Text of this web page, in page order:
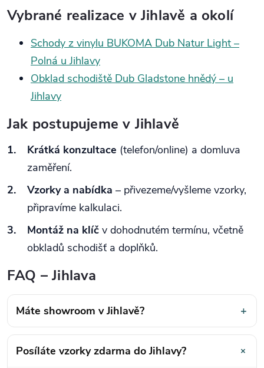
Vybrané realizace v Jihlavě a okolí
Schody z vinylu BUKOMA Dub Natur Light –
Polná u Jihlavy
Obklad schodiště Dub Gladstone hnědý – u
Jihlavy
Jak postupujeme v Jihlavě
Krátká konzultace (telefon/online) a domluva
zaměření.
Vzorky a nabídka – přivezeme/vyšleme vzorky,
připravíme kalkulaci.
Montáž na klíč v dohodnutém termínu, včetně
obkladů schodišť a doplňků.
FAQ – Jihlava
Máte showroom v Jihlavě? +
Posíláte vzorky zdarma do Jihlavy? +